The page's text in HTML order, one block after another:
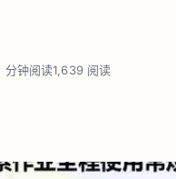
分钟阅读1,639 阅读